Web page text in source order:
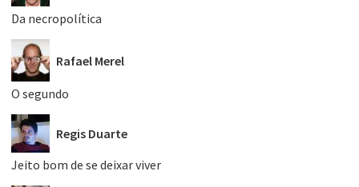
Da necropolítica
Rafael Merel
O segundo
Regis Duarte
Jeito bom de se deixar viver